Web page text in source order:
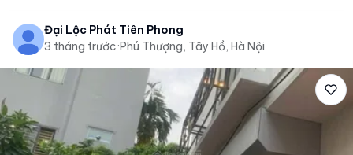
Đại Lộc Phát Tiên Phong
3 tháng trước·Phú Thượng, Tây Hồ, Hà Nội